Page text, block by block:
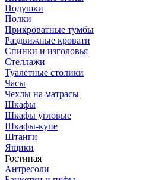
Подушки
Полки
Прикроватные тумбы
Раздвижные кровати
Спинки и изголовья
Стеллажи
Туалетные столики
Часы
Чехлы на матрасы
Шкафы
Шкафы угловые
Шкафы-купе
Штанги
Ящики
Гостиная
Антресоли